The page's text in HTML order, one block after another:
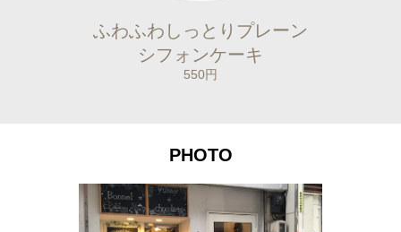
ふわふわしっとりプレーン
シフォンケーキ
550円
PHOTO